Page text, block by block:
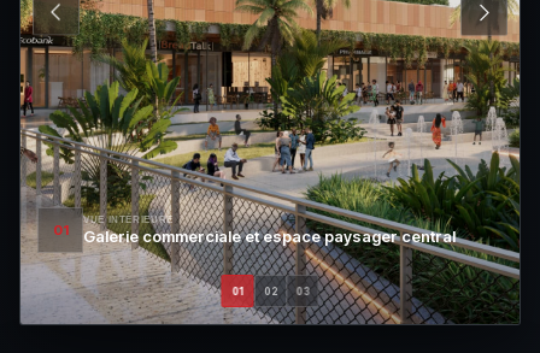
01
VUE INTÉRIEURE
Galerie commerciale et espace paysager central
01 02 03